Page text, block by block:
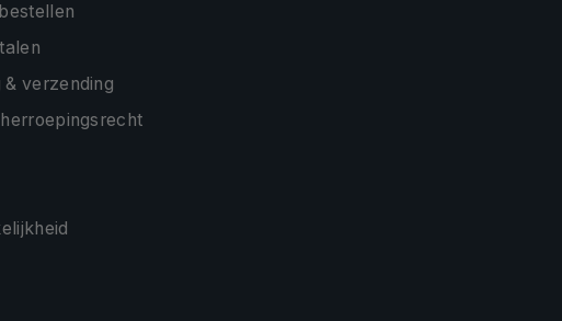
& verzending
herroepingsrecht